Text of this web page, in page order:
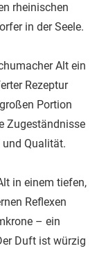
rheinischen
in der Seele.
Alt ein
Rezeptur
Portion
Zugeständnisse
Qualität.
in einem tiefen,
Reflexen
– ein
Duft ist würzig